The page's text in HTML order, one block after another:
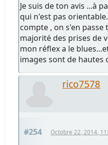
Je suis de ton avis ...à
qui n'est pas
compte , on s'en passe
majorité des prises de
mon réflex a le
images sont de hautes
rico7578
#254 Octobre 22, 2014,